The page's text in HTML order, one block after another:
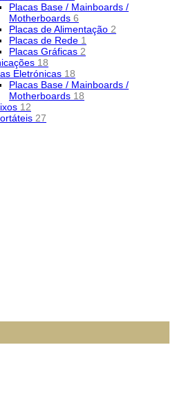
Placas Base / Mainboards /
Motherboards 6
Placas de Alimentação 2
Placas de Rede 1
Placas Gráficas 2
18
Eletrónicas 18
Placas Base / Mainboards /
Motherboards 18
12
27